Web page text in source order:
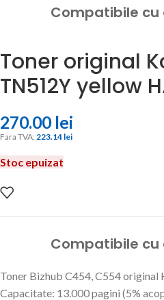
Compatibile cu
Toner original
TN512Y yellow
270.00 lei
Fara TVA: 223.14 lei
Stoc epuizat
Compatibile cu
Toner Bizhub C454, C554
Capacitate: 13.000 pagini (5%